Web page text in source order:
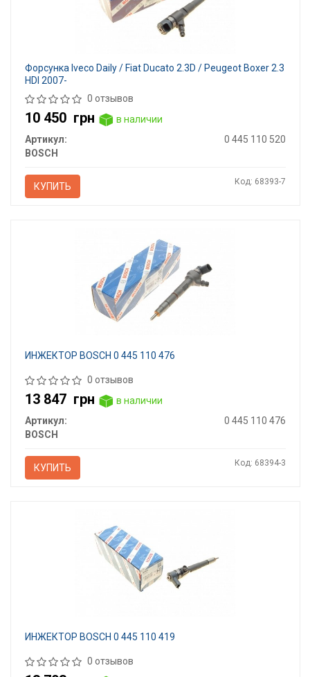
Форсунка Iveco Daily / Fiat Ducato 2.3D / Peugeot Boxer 2.3
HDI 2007-
0 отзывов
10 450 грн
в наличии
Артикул:
0 445 110 520
BOSCH
КУПИТЬ Код: 68393-7
ИНЖЕКТОР BOSCH 0 445 110 476
0 отзывов
13 847 грн
в наличии
Артикул:
0 445 110 476
BOSCH
КУПИТЬ Код: 68394-3
ИНЖЕКТОР BOSCH 0 445 110 419
0 отзывов